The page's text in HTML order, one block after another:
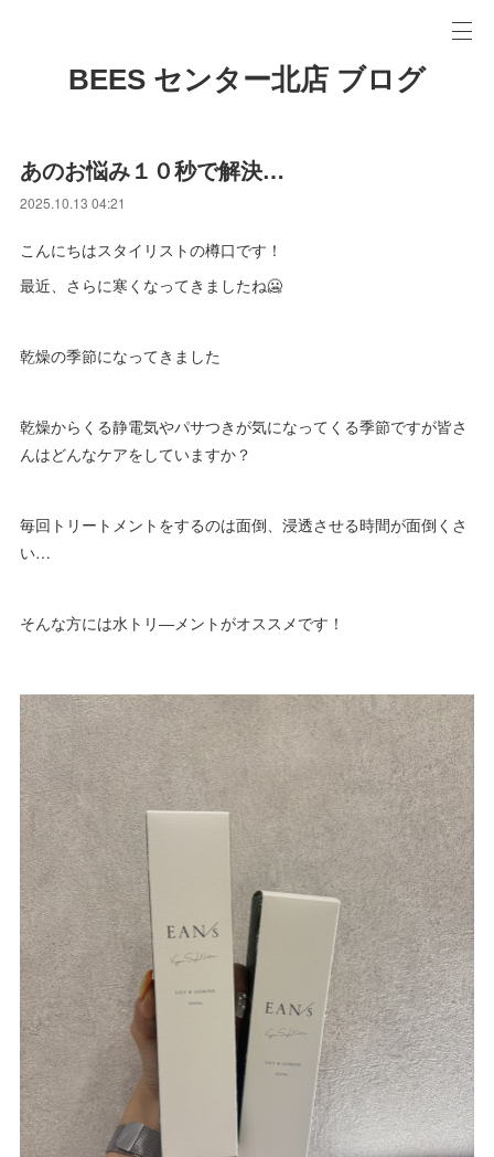
BEES センター北店 ブログ
あのお悩み１０秒で解決…
2025.10.13 04:21
こんにちはスタイリストの樽口です！
最近、さらに寒くなってきましたね🥶
乾燥の季節になってきました
乾燥からくる静電気やパサつきが気になってくる季節ですが皆さ
んはどんなケアをしていますか？
毎回トリートメントをするのは面倒、浸透させる時間が面倒くさ
い…
そんな方には水トリ―メントがオススメです！